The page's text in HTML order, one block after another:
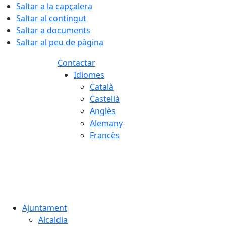
Saltar a la capçalera
Saltar al contingut
Saltar a documents
Saltar al peu de pàgina
Contactar
Idiomes
Català
Castellà
Anglès
Alemany
Francès
Ajuntament
Alcaldia